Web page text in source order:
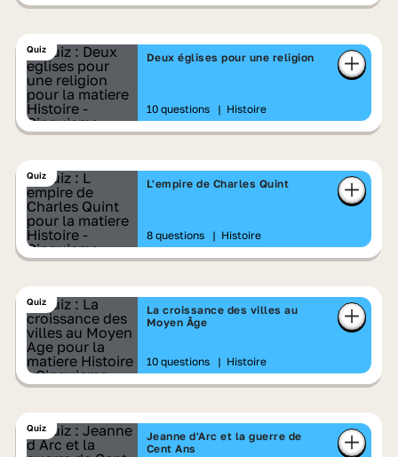
Quiz
Deux églises pour une religion
10 questions | Histoire
Quiz
L'empire de Charles Quint
8 questions | Histoire
Quiz
La croissance des villes au
Moyen Âge
10 questions | Histoire
Quiz
Jeanne d'Arc et la guerre de
Cent Ans